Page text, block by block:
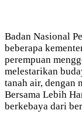
Badan Nasional
beberapa
perempuan
melestarikan
tanah air, dengan
Bersama Lebih
berkebaya dari